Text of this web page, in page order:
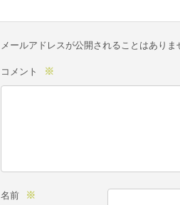
メールアドレスが公開されることはありま
コメント ※
名前 ※